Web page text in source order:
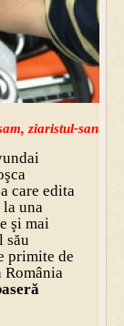
ziaristul-
care edita
una
şi mai
său
primite de
România